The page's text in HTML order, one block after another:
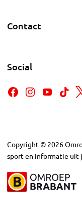
Contact
Social
Copyright © 2026
sport en informatie uit